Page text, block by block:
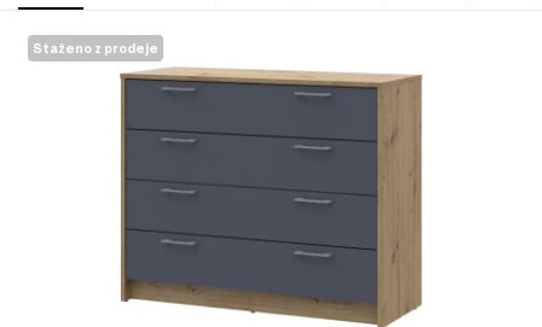
Staženo z prodeje